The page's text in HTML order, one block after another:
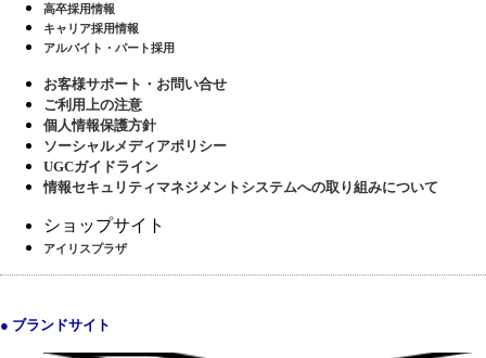
高卒採用情報
キャリア採用情報
アルバイト・パート採用
お客様サポート・お問い合せ
ご利用上の注意
個人情報保護方針
ソーシャルメディアポリシー
UGCガイドライン
情報セキュリティマネジメントシステムへの取り組みについて
ショップサイト
アイリスプラザ
● ブランドサイト